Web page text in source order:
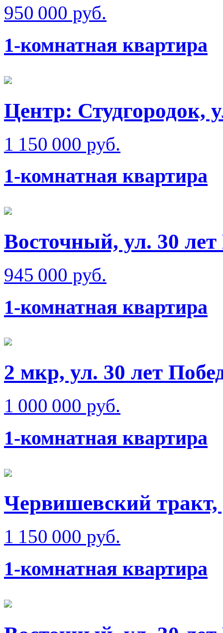
950 000 руб.
1-комнатная квартира
Центр: Студгородок,
1 150 000 руб.
1-комнатная квартира
Восточный, ул. 30
945 000 руб.
1-комнатная квартира
2 мкр, ул. 30 лет
1 000 000 руб.
1-комнатная квартира
Червишевский тракт,
1 150 000 руб.
1-комнатная квартира